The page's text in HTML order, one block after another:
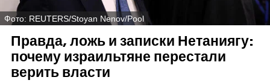
Фото: REUTERS/Stoyan Nenov/Pool
Правда, ложь и записки Нетаниягу:
почему израильтяне перестали
верить власти